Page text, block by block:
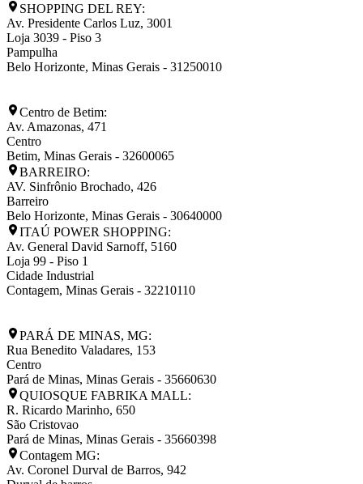
SHOPPING DEL REY:
Av. Presidente Carlos Luz, 3001
Loja 3039 - Piso 3
Pampulha
Belo Horizonte, Minas Gerais - 31250010
Centro de Betim:
Av. Amazonas, 471
Centro
Betim, Minas Gerais - 32600065
BARREIRO:
AV. Sinfrônio Brochado, 426
Barreiro
Belo Horizonte, Minas Gerais - 30640000
ITAÚ POWER SHOPPING:
Av. General David Sarnoff, 5160
Loja 99 - Piso 1
Cidade Industrial
Contagem, Minas Gerais - 32210110
PARÁ DE MINAS, MG:
Rua Benedito Valadares, 153
Centro
Pará de Minas, Minas Gerais - 35660630
QUIOSQUE FABRIKA MALL:
R. Ricardo Marinho, 650
São Cristovao
Pará de Minas, Minas Gerais - 35660398
Contagem MG:
Av. Coronel Durval de Barros, 942